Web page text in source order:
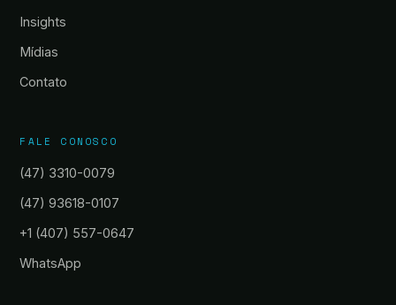
Insights
Mídias
Contato
FALE CONOSCO
(47) 3310-0079
(47) 93618-0107
+1 (407) 557-0647
WhatsApp